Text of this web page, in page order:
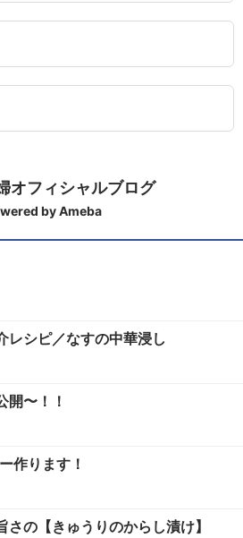
オフィシャルブログ
by Ameba
レシピ／なすの中華浸し
開〜！！
作ります！
の【きゅうりのからし漬け】